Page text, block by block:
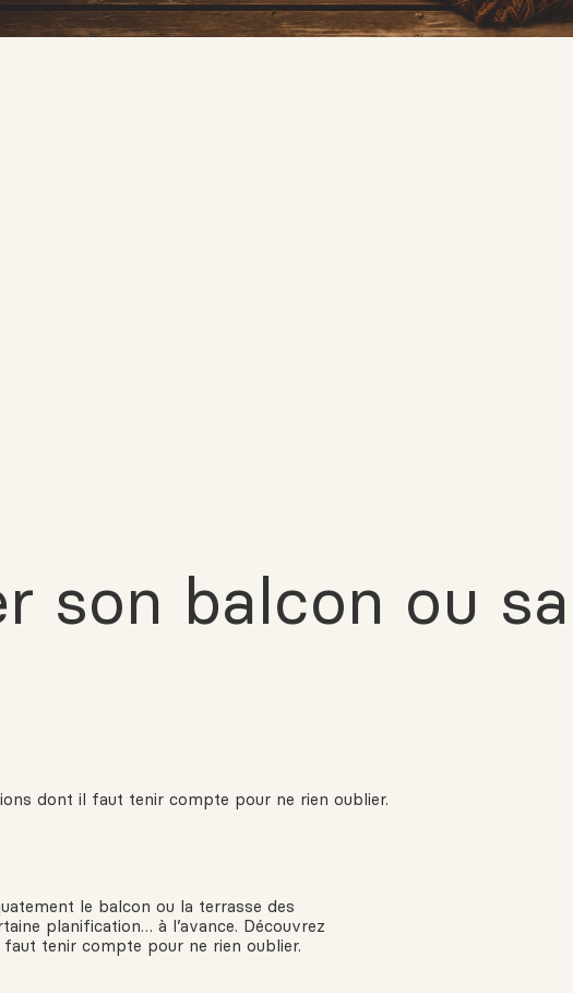
son balcon ou sa
dont il faut tenir compte pour ne rien oublier.
le balcon ou la terrasse des
planification… à l’avance. Découvrez
tenir compte pour ne rien oublier.